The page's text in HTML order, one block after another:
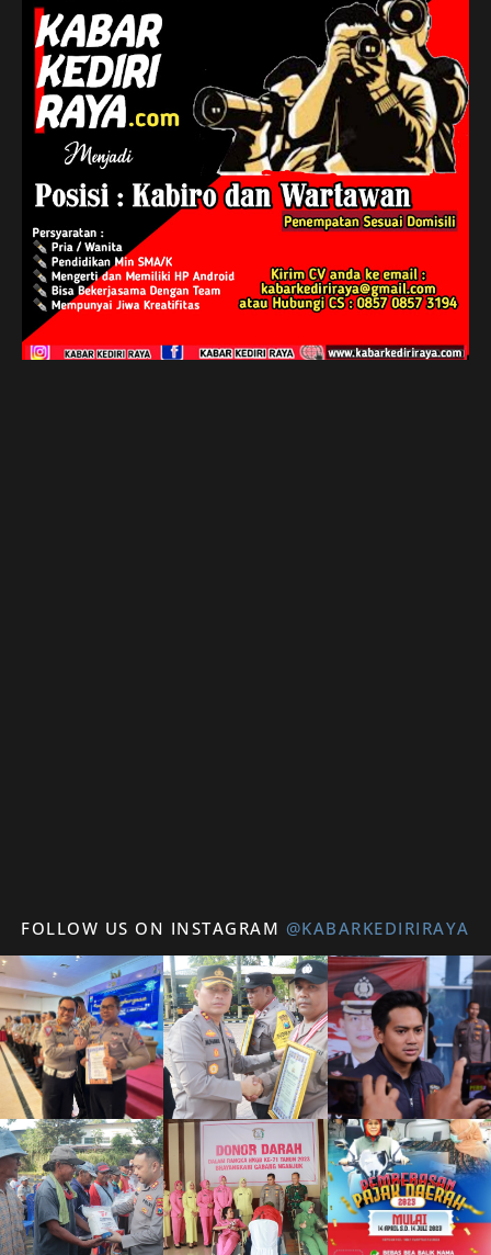
FOLLOW US ON INSTAGRAM @KABARKEDIRIRAYA